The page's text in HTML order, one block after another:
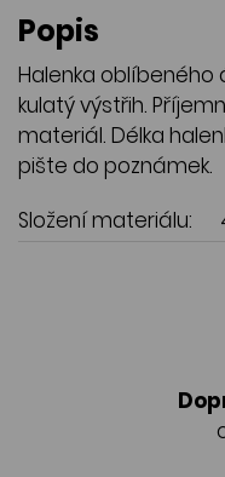
Popis
Halenka oblíbeného
kulatý výstřih.
materiál. Délka
pište do poznámek.
Složení materiálu: